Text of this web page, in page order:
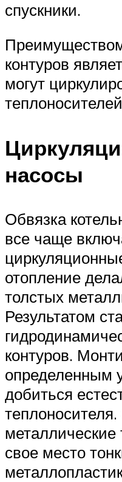
спускники.
контуров
могут
насосы
Обвязка
все чаще
отопление
толстых
Результатом
контуров.
определенным
добиться
металлические
свое место